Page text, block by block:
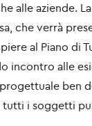
alle aziende.
che verrà
al Piano di
incontro alle
ben
tutti i soggetti